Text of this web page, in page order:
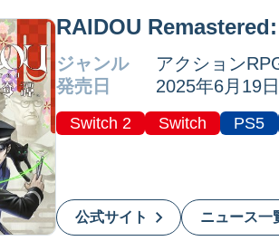
RAIDOU
ジャンル
アクション
発売日
2025年6月19日
Switch 2 Switch PS5
公式サイト ニュース一